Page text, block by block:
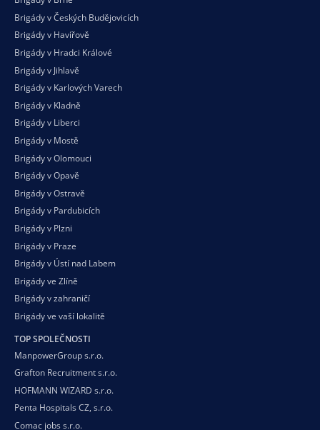
Brigády v Českých Budějovicích
Brigády v Havířově
Brigády v Hradci Králové
Brigády v Jihlavě
Brigády v Karlových Varech
Brigády v Kladně
Brigády v Liberci
Brigády v Mostě
Brigády v Olomouci
Brigády v Opavě
Brigády v Ostravě
Brigády v Pardubicích
Brigády v Plzni
Brigády v Praze
Brigády v Ústí nad Labem
Brigády ve Zlíně
Brigády v zahraničí
Brigády ve vaší lokalitě
TOP SPOLEČNOSTI
ManpowerGroup s.r.o.
Grafton Recruitment s.r.o.
HOFMANN WIZARD s.r.o.
Penta Hospitals CZ, s.r.o.
Comac jobs s.r.o.